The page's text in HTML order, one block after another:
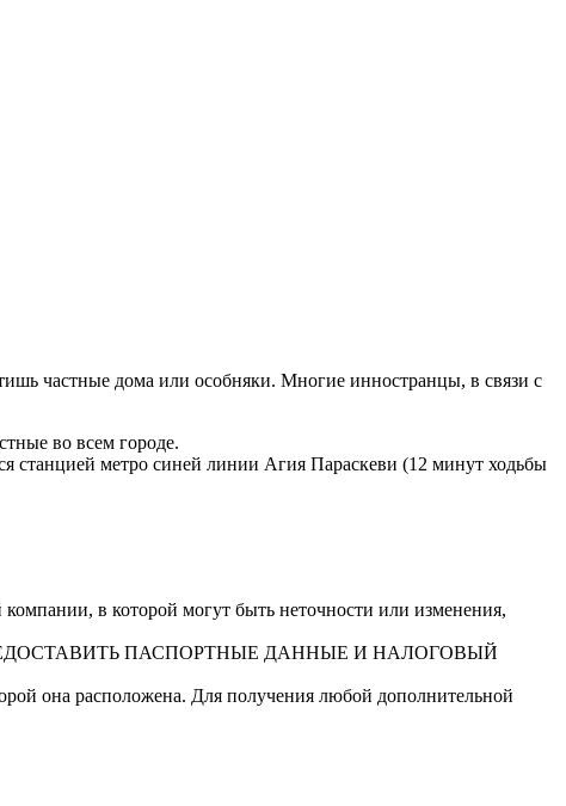
частные дома или особняки. Многие инностранцы, в связи с
во всем городе.
станцией метро синей линии Агия Параскеви (12 минут ходьбы
в которой могут быть неточности или изменения,
ПАСПОРТНЫЕ ДАННЫЕ И НАЛОГОВЫЙ
она расположена. Для получения любой дополнительной